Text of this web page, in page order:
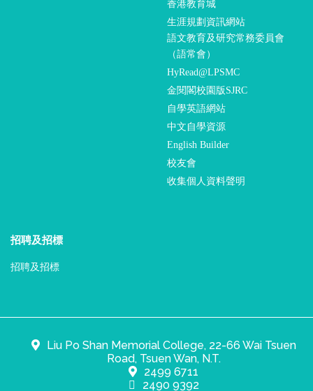
香港教育城
生涯規劃資訊網站
語文教育及研究常務委員會
（語常會）
HyRead@LPSMC
金閱閣校園版SJRC
自學英語網站
中文自學資源
English Builder
校友會
收集個人資料聲明
招聘及招標
招聘及招標
Liu Po Shan Memorial College, 22-66 Wai Tsuen
Road, Tsuen Wan, N.T.
2499 6711
2490 9392